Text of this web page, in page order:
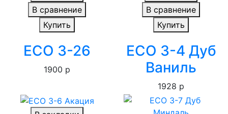
В сравнение
Купить
ECO 3-26
1900 р
В сравнение
Купить
ECO 3-4 Дуб
Ваниль
1928 р